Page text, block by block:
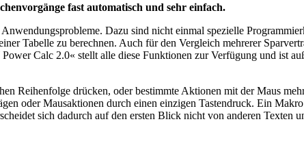
fast automatisch und sehr einfach.
Dazu sind nicht einmal spezielle
Tabelle zu berechnen. Auch für den Vergleich mehrerer
Calc 2.0« stellt alle diese Funktionen zur Verfügung und ist
Reihenfolge drücken, oder bestimmte Aktionen mit der Maus
oder Mausaktionen durch einen einzigen Tastendruck. Ein
sich dadurch auf den ersten Blick nicht von anderen Texten